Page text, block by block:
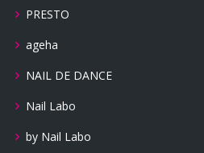
PRESTO
ageha
NAIL DE DANCE
Nail Labo
by Nail Labo